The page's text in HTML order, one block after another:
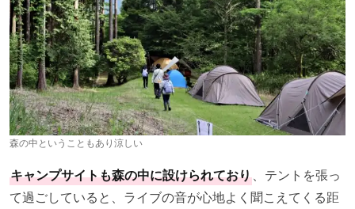
森の中ということもあり涼しい
キャンプサイトも森の中に設けられており、テントを張っ
て過ごしていると、ライブの音が心地よく聞こえてくる距